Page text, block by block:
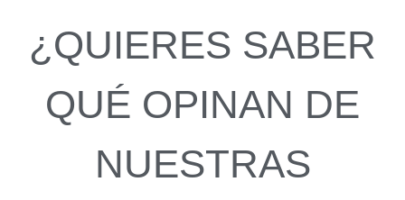
¿QUIERES SABER
QUÉ OPINAN DE
NUESTRAS